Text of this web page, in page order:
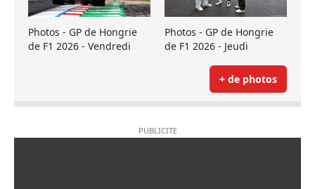
Photos - GP de Hongrie
de F1 2026 - Vendredi
Photos - GP de Hongrie
de F1 2026 - Jeudi
+ de photos